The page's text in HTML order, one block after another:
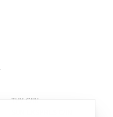
THY C/IN